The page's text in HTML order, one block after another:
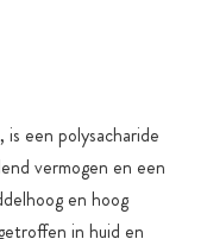
is een polysacharide
vermogen en een
en hoog
in huid en